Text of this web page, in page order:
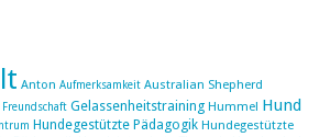
Anton Aufmerksamkeit Australian Shepherd
Freundschaft Gelassenheitstraining Hummel Hund
Hundegestützte Pädagogik Hundegestützte